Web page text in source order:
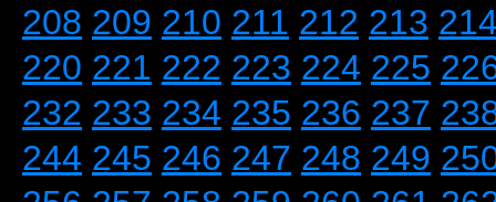
208 209 210 211 212 213
220 221 222 223 224 225
232 233 234 235 236 237
244 245 246 247 248 249